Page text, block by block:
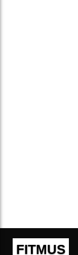
FITMUS